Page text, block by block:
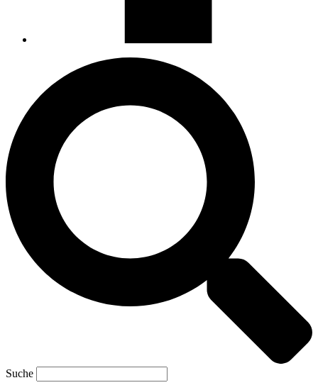
Suche